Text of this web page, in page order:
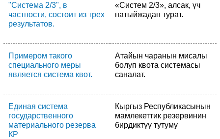
"Система 2/3", в
частности, состоит из трех
результатов.
«Систем 2/3», алсак, үч
натыйжадан турат.
Примером такого
специального меры
является система квот.
Атайын чаранын мисалы
болуп квота системасы
саналат.
Единая система
государственного
материального резерва
КР
Кыргыз Республикасынын
мамлекеттик резервинин
бирдиктүү тутуму